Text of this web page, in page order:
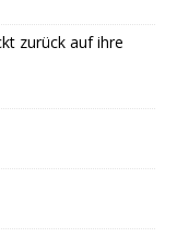
zurück auf ihre